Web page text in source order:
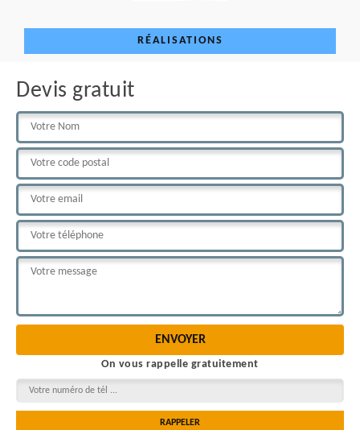
RÉALISATIONS
Devis gratuit
On vous rappelle gratuitement